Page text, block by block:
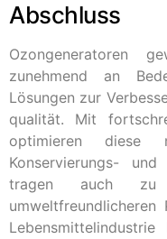
Abschluss
Ozongeneratoren
zunehmend an
Lösungen zur
qualität. Mit
optimieren diese
Konservierungs- und
tragen auch zu